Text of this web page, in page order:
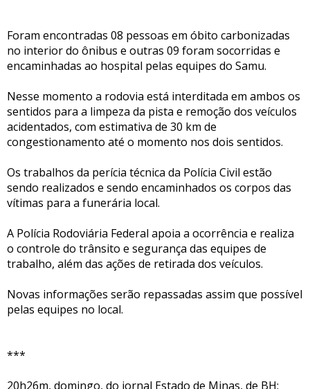
Foram encontradas 08 pessoas em óbito carbonizadas
no interior do ônibus e outras 09 foram socorridas e
encaminhadas ao hospital pelas equipes do Samu.
Nesse momento a rodovia está interditada em ambos os
sentidos para a limpeza da pista e remoção dos veículos
acidentados, com estimativa de 30 km de
congestionamento até o momento nos dois sentidos.
Os trabalhos da perícia técnica da Polícia Civil estão
sendo realizados e sendo encaminhados os corpos das
vítimas para a funerária local.
A Polícia Rodoviária Federal apoia a ocorrência e realiza
o controle do trânsito e segurança das equipes de
trabalho, além das ações de retirada dos veículos.
Novas informações serão repassadas assim que possível
pelas equipes no local.
***
20h26m, domingo, do jornal Estado de Minas, de BH: